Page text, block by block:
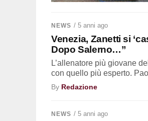
NEWS / 5 anni ago
Venezia, Zanetti si
Dopo Salerno…”
L’allenatore più giovane
con quello più esperto.
By Redazione
NEWS / 5 anni ago